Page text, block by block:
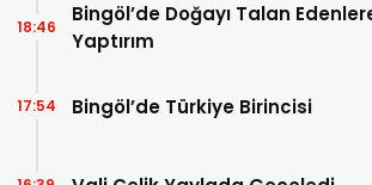
Bingöl’de Doğayı Talan
Yaptırım
18:46
Bingöl’de Türkiye Birincisi
17:54